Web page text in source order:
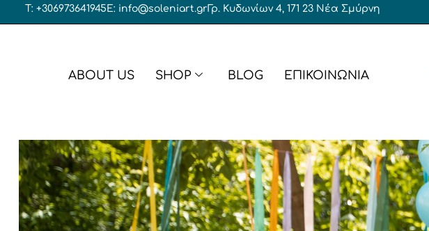
T: +306973641945E: info@soleniart.grΓρ. Κυδωνίων 4, 171 23 Νέα Σμύρνη
ABOUT US SHOP
Υφασμάτινες μπομπονιέρες
Μπομπονιέρες σε κουτί
Διακοσμητικές μπομπονιέρες
Μπομπονιέρες Αγόρι
Μπομπονιέρες Κορίτσι
Μπομπονιέρες Δίδυμα
Μπομπονιέρες Γάμος – Βάπτιση
BLOG ΕΠΙΚΟΙΝΩΝΙΑ